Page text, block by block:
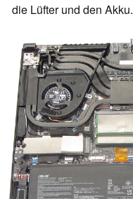
die Lüfter und den Akku.